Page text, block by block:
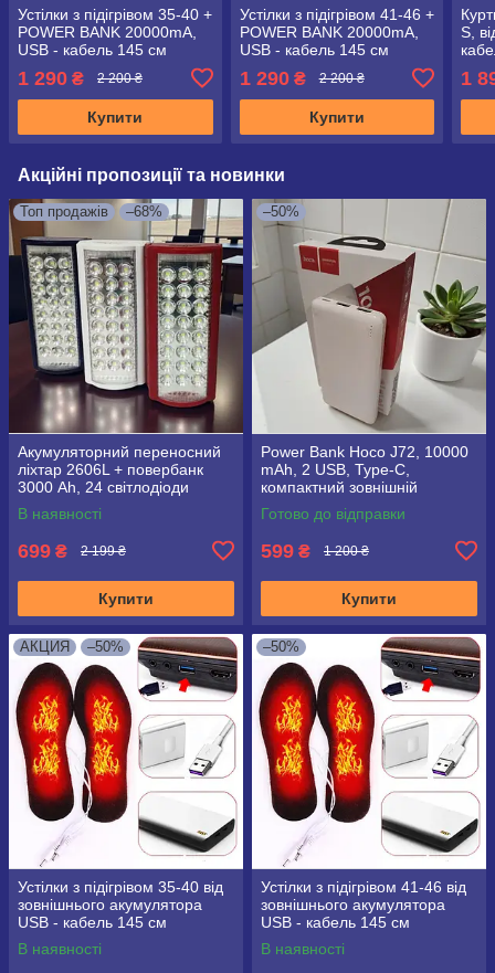
Устілки з підігрівом 35-40 +
POWER BANK 20000mA,
USB - кабель 145 см
1 290 ₴ 2 200 ₴
Купити
Устілки з підігрівом 41-46 +
POWER BANK 20000mA,
USB - кабель 145 см
1 290₴ 2 200 ₴
Купити
S,
1
Акційні пропозиції та новинки
Топ продажів –68%
Акумуляторний переносний
ліхтар 2606L + повербанк
3000 Ah, 24 світлодіоди
В наявності
699 ₴ 2 199 ₴
Купити
–50%
Power Bank Hoco J72, 10000
mAh, 2 USB, Type-C,
компактний зовнішній
акумулятор зі світлодіодним
індикатором
Готово до відправки
599 ₴ 1 200 ₴
Купити
АКЦИЯ –50%
Устілки з підігрівом 35-40 від
зовнішнього акумулятора
USB - кабель 145 см
В наявності
–50%
Устілки з підігрівом 41-46 від
зовнішнього акумулятора
USB - кабель 145 см
В наявності